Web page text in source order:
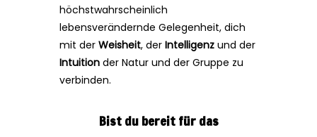
höchstwahrscheinlich
lebensverändernde Gelegenheit, dich
mit der Weisheit, der Intelligenz und der
Intuition der Natur und der Gruppe zu
verbinden.
Bist du bereit für das